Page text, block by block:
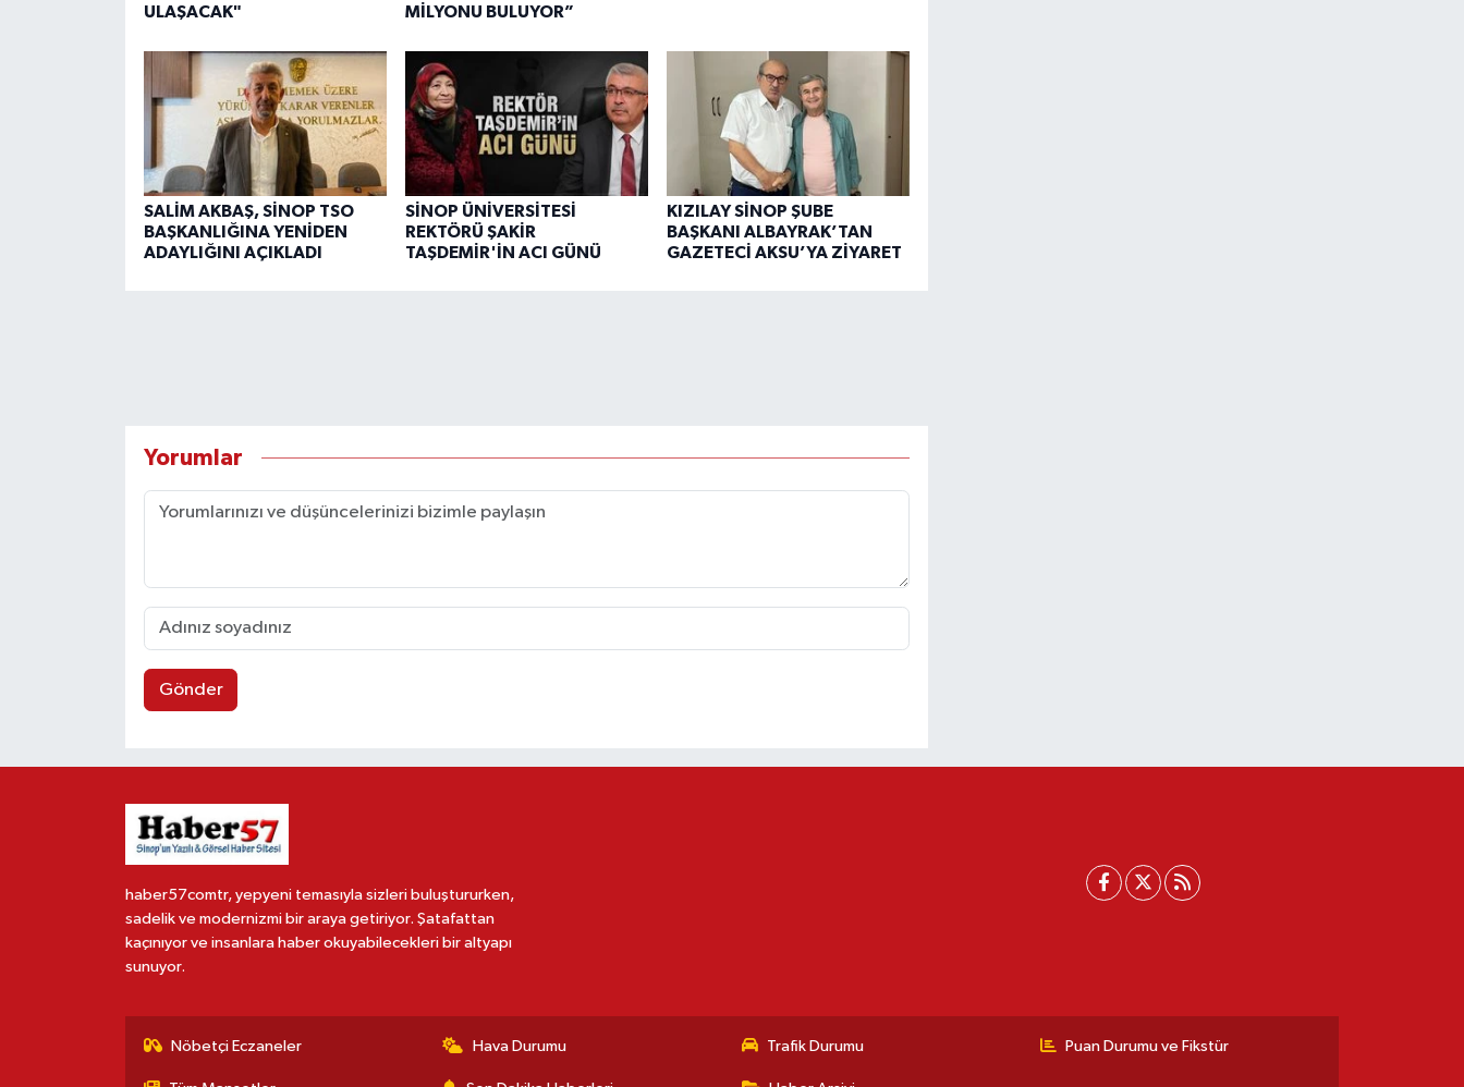
ULAŞACAK"
MİLYONU BULUYOR”
SALİM AKBAŞ, SİNOP TSO
BAŞKANLIĞINA YENİDEN
ADAYLIĞINI AÇIKLADI
SİNOP ÜNİVERSİTESİ
REKTÖRÜ ŞAKİR
TAŞDEMİR'İN ACI GÜNÜ
KIZILAY SİNOP ŞUBE
BAŞKANI ALBAYRAK’TAN
GAZETECİ AKSU’YA ZİYARET
Yorumlar
Gönder
haber57comtr, yepyeni temasıyla sizleri buluştururken,
sadelik ve modernizmi bir araya getiriyor. Şatafattan
kaçınıyor ve insanlara haber okuyabilecekleri bir altyapı
sunuyor.
Nöbetçi Eczaneler Hava Durumu Trafik Durumu Puan Durumu ve Fikstür